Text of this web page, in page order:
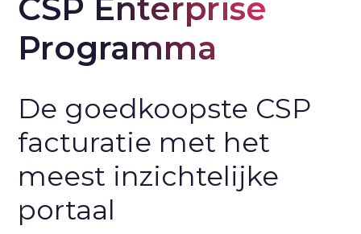
CSP Enterprise
Programma
De goedkoopste CSP
facturatie met het
meest inzichtelijke
portaal